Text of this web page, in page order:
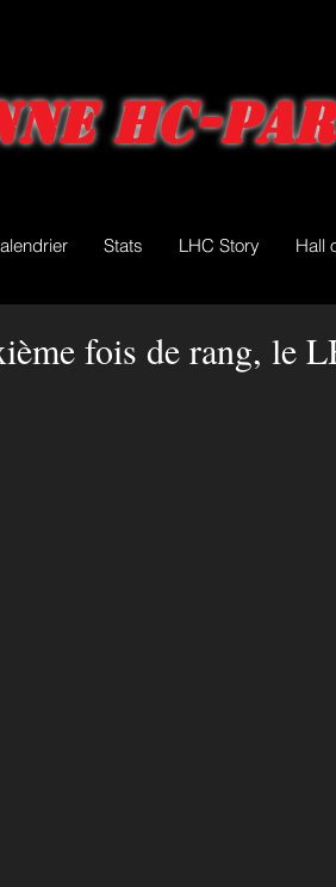
HC-
Stats LHC Story Hall
fois de rang, le